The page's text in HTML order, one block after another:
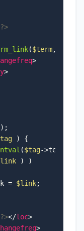
?>
($term,
>
>
) {
($tag-
) )
= $link
?></loc>
>